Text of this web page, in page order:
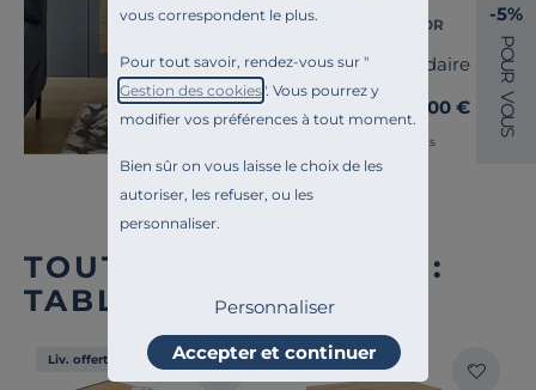
vous correspondent le plus.
Pour tout savoir, rendez-vous sur "
Gestion des cookies". Vous pourrez y
modifier vos préférences à tout moment.
Bien sûr on vous laisse le choix de les
autoriser, les refuser, ou les
personnaliser.
Personnaliser
Accepter et continuer
ALUMINOR
Lampadaire
329,00 €
Français
TOUTE NOTRE OFFRE :
TABLES BASSES
Liv. offerte Liv. offerte
-5%
P
O
U
R
V
O
U
S